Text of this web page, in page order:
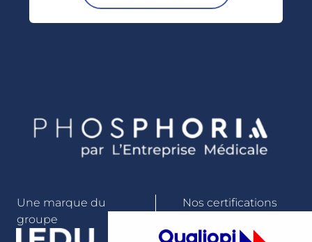
Une marque du
groupe
Nos certifications